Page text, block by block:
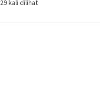
29 kali dilihat